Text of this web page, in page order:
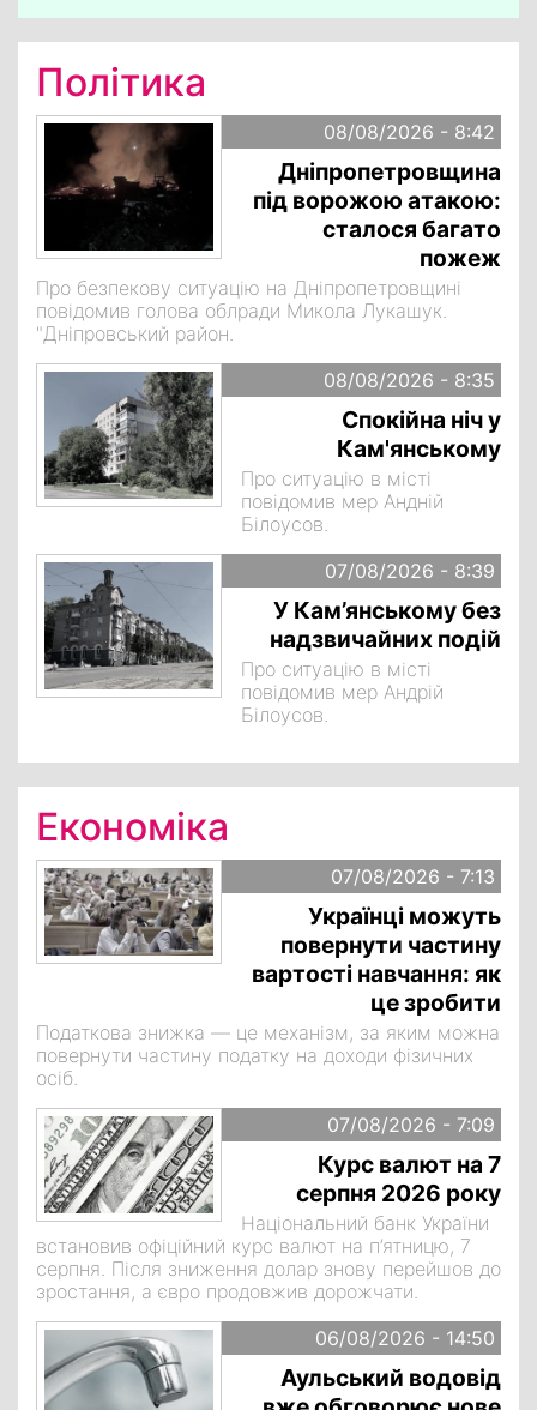
Політика
08/08/2026 - 8:42
Дніпропетровщина
під ворожою атакою:
сталося багато
пожеж
Про безпекову ситуацію на Дніпропетровщині
повідомив голова облради Микола Лукашук.
"Дніпровський район.
08/08/2026 - 8:35
Спокійна ніч у
Кам'янському
Про ситуацію в місті
повідомив мер Андній
Білоусов.
07/08/2026 - 8:39
У Кам’янському без
надзвичайних подій
Про ситуацію в місті
повідомив мер Андрій
Білоусов.
Економіка
07/08/2026 - 7:13
Українці можуть
повернути частину
вартості навчання: як
це зробити
Податкова знижка — це механізм, за яким можна
повернути частину податку на доходи фізичних
осіб.
07/08/2026 - 7:09
Курс валют на 7
серпня 2026 року
Національний банк України
встановив офіційний курс валют на п’ятницю, 7
серпня. Після зниження долар знову перейшов до
зростання, а євро продовжив дорожчати.
06/08/2026 - 14:50
Аульський водовід